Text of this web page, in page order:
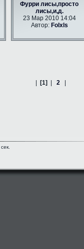
Фурри лисы,просто
лисы,и,д.
23 Мар 2010 14:04
Автор: Folxls
[1] 2
сек.